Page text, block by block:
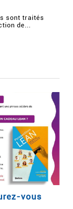
sont traités
de...
vous